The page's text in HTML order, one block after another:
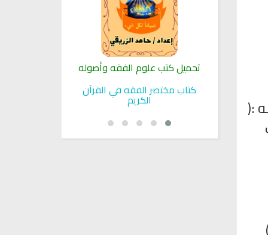
:(
تحميل كتب علوم الفقه وأصوله
كتاب مختصر الفقه في القرآن
الكريم